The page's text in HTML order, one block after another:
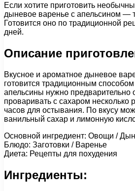
Если хотите приготовить
дыневое варенье с апельсином —
Готовится оно по традиционной
дней.
Описание
Вкусное и ароматное дыневое
готовится традиционным
апельсины нужно предварительно
проваривать с сахаром несколько
часов для остывания. По вкусу
ванильный сахар и лимонную
Основной ингредиент: Овощи /
Блюдо: Заготовки / Варенье
Диета: Рецепты для похудения
Ингредиенты: